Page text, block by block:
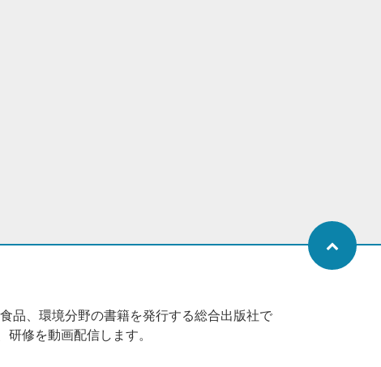
品、環境分野の書籍を発行する総合出版社で
修を動画配信します。